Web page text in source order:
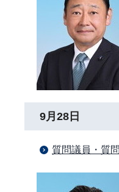
9月28日
質問議員・質